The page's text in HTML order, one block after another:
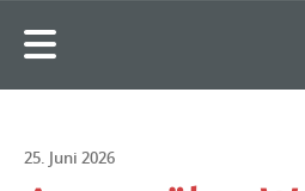
25. Juni 2026